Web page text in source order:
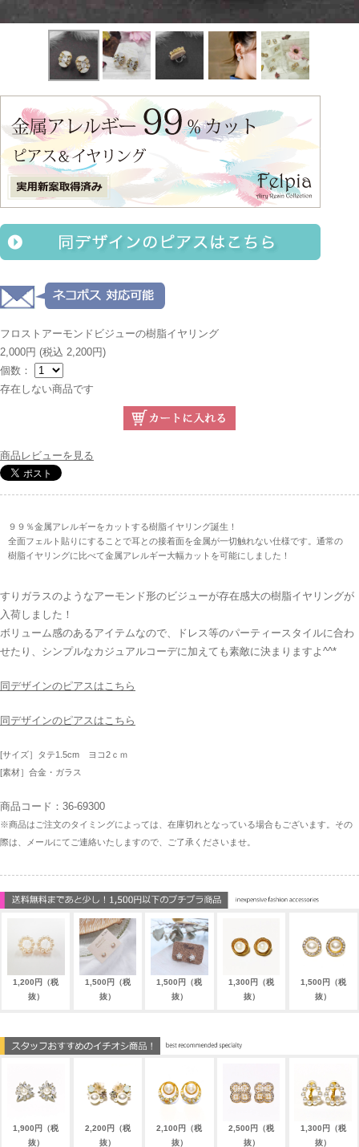
フロストアーモンドビジューの樹脂イヤリング
2,000円 (税込 2,200円)
個数：
存在しない商品です
商品レビューを見る
９９％金属アレルギーをカットする樹脂イヤリング誕生！
全面フェルト貼りにすることで耳との接着面を金属が一切触れない仕様です。通常の
樹脂イヤリングに比べて金属アレルギー大幅カットを可能にしました！
すりガラスのようなアーモンド形のビジューが存在感大の樹脂イヤリングが
入荷しました！
ボリューム感のあるアイテムなので、ドレス等のパーティースタイルに合わ
せたり、シンプルなカジュアルコーデに加えても素敵に決まりますよ^^*
同デザインのピアスはこちら
同デザインのピアスはこちら
[サイズ］タテ1.5cm ヨコ2ｃｍ
[素材］合金・ガラス
商品コード：36-69300
※商品はご注文のタイミングによっては、在庫切れとなっている場合もございます。その
際は、メールにてご連絡いたしますので、ご了承くださいませ。
1,200円（税
抜）
1,500円（税
抜）
1,500円（税
抜）
1,300円（税
抜）
1,500円（税
抜）
1,900円（税
抜）
2,200円（税
抜）
2,100円（税
抜）
2,500円（税
抜）
1,300円（税
抜）